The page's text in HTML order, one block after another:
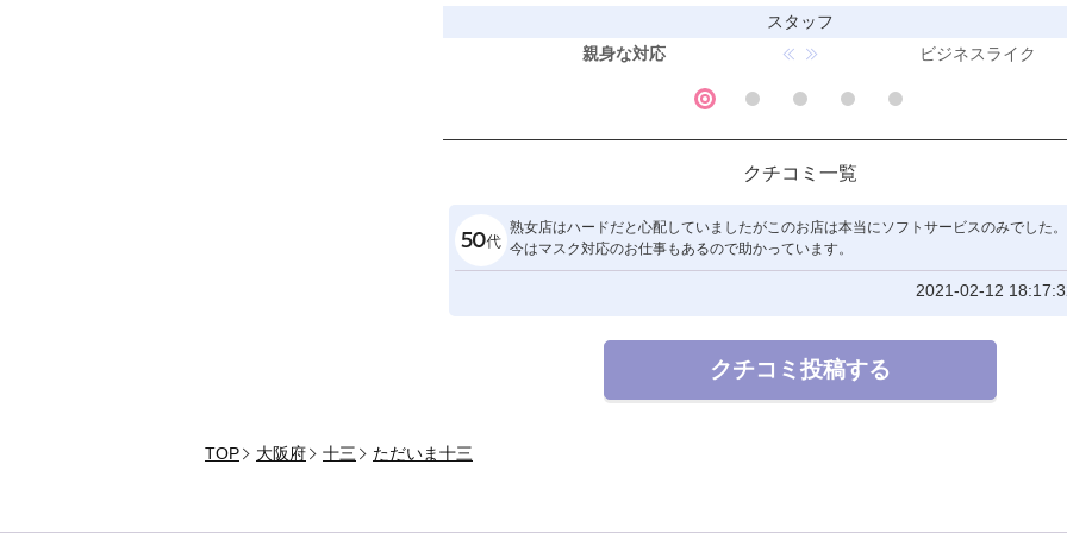
スタッフ
親身な対応
ビジネスライク
クチコミ一覧
熟女店はハードだと心配していましたがこのお店は本当にソフトサービスのみでした。
今はマスク対応のお仕事もあるので助かっています。
2021-02-12
クチコミ投稿する
TOP 大阪府 十三 ただいま十三